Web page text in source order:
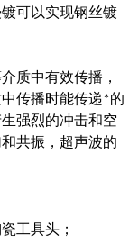
可以实现钢丝镀
质中有效传播，
传播时能传递*的
强烈的冲击和空
共振，超声波的
工具头；